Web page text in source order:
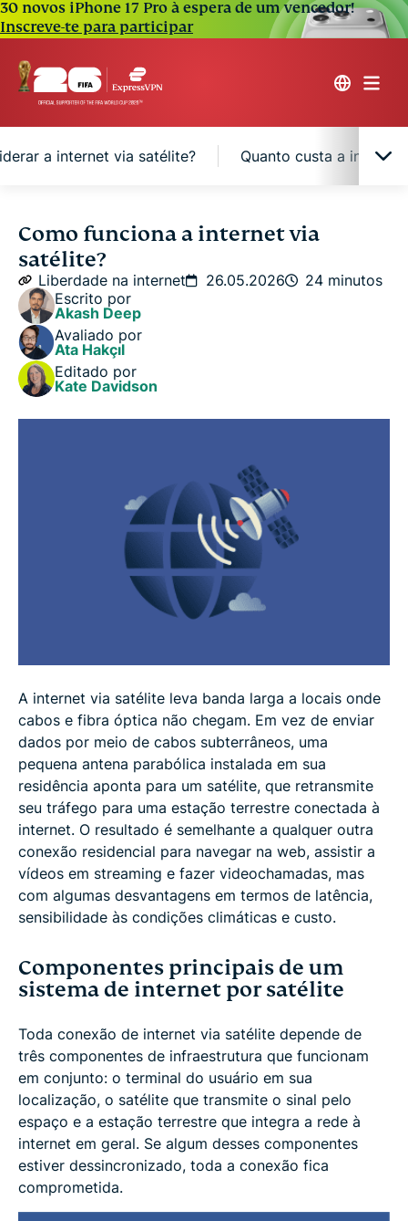
30 novos iPhone 17 Pro à espera de um vencedor!
Inscreve-te para participar
a internet via satélite? Quanto custa a internet
Componentes principais de um sistema de
internet por satélite
Internet via satélite: como funciona?
Prós e contras da internet via satélite
Quem deve considerar a internet via satélite?
Riscos de privacidade e segurança ao usar a
internet via satélite
VPNs e internet via satélite: o que você deve saber
Como funciona a internet via
satélite?
Liberdade na internet 26.05.2026
24 minutos
Escrito por
Akash Deep
Avaliado por
Ata Hakçıl
Editado por
Kate Davidson
A internet via satélite leva banda larga a locais onde
cabos e fibra óptica não chegam. Em vez de enviar
dados por meio de cabos subterrâneos, uma
pequena antena parabólica instalada em sua
residência aponta para um satélite, que retransmite
seu tráfego para uma estação terrestre conectada à
internet. O resultado é semelhante a qualquer outra
conexão residencial para navegar na web, assistir a
vídeos em streaming e fazer videochamadas, mas
com algumas desvantagens em termos de latência,
sensibilidade às condições climáticas e custo.
Componentes principais de um
sistema de internet por satélite
Toda conexão de internet via satélite depende de
três componentes de infraestrutura que funcionam
em conjunto: o terminal do usuário em sua
localização, o satélite que transmite o sinal pelo
espaço e a estação terrestre que integra a rede à
internet em geral. Se algum desses componentes
estiver dessincronizado, toda a conexão fica
comprometida.